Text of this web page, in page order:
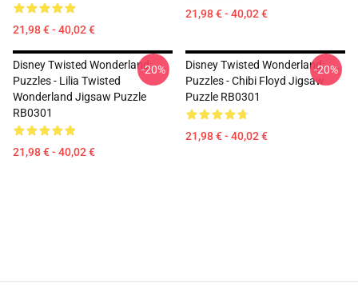
21,98 € - 40,02 €
21,98 € - 40,02 €
Disney Twisted Wonderland
Puzzles - Lilia Twisted
Wonderland Jigsaw Puzzle
RB0301
21,98 € - 40,02 €
-20%
Disney Twisted Wonderland
Puzzles - Chibi Floyd Jigsaw
Puzzle RB0301
21,98 € - 40,02 €
-20%